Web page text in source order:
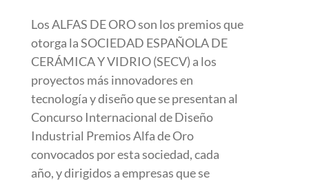
Los ALFAS DE ORO son los premios que
otorga la SOCIEDAD ESPAÑOLA DE
CERÁMICA Y VIDRIO (SECV) a los
proyectos más innovadores en
tecnología y diseño que se presentan al
Concurso Internacional de Diseño
Industrial Premios Alfa de Oro
convocados por esta sociedad, cada
año, y dirigidos a empresas que se